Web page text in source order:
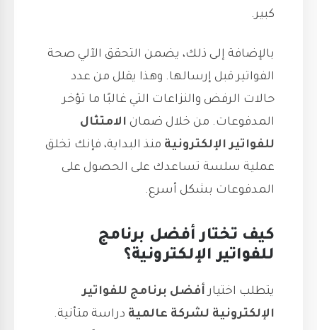
كبير.
بالإضافة إلى ذلك، يضمن التحقق الآلي صحة
الفواتير قبل إرسالها. وهذا يقلل من عدد
حالات الرفض والنزاعات التي غالبًا ما تؤخر
المدفوعات. من خلال ضمان الامتثال
للفواتير الإلكترونية منذ البداية، فإنك تخلق
عملية سلسة تساعدك على الحصول على
المدفوعات بشكل أسرع.
كيف تختار أفضل برنامج
للفواتير الإلكترونية؟
يتطلب اختيارأفضل برنامج للفواتير
الإلكترونية لشركة عالمية دراسة متأنية.